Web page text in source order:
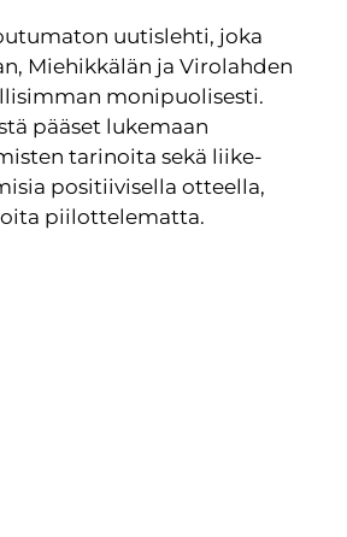
uutislehti, joka
Miehikkälän ja Virolahden
monipuolisesti.
pääset lukemaan
tarinoita sekä liike-
positiivisella otteella,
piilottelematta.